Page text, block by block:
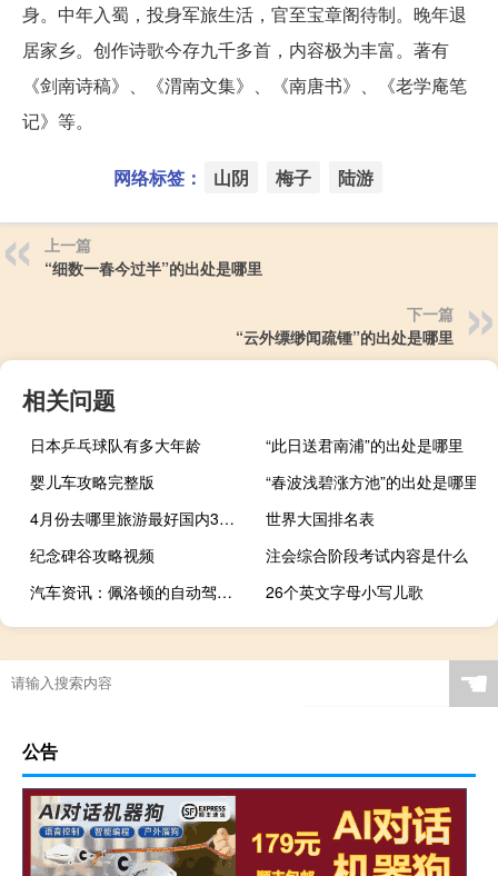
身。中年入蜀，投身军旅生活，官至宝章阁待制。晚年退
居家乡。创作诗歌今存九千多首，内容极为丰富。著有
《剑南诗稿》、《渭南文集》、《南唐书》、《老学庵笔
记》等。
网络标签： 山阴 梅子 陆游
上一篇
“细数一春今过半”的出处是哪里
下一篇
“云外缥缈闻疏锺”的出处是哪里
相关问题
日本乒乓球队有多大年龄
“此日送君南浦”的出处是哪里
婴儿车攻略完整版
“春波浅碧涨方池”的出处是哪里
4月份去哪里旅游最好国内3天（4月份去哪里旅游最好）
世界大国排名表
纪念碑谷攻略视频
注会综合阶段考试内容是什么
汽车资讯：佩洛顿的自动驾驶卡车利用人的触感将L4加速上路
26个英文字母小写儿歌
☚
公告